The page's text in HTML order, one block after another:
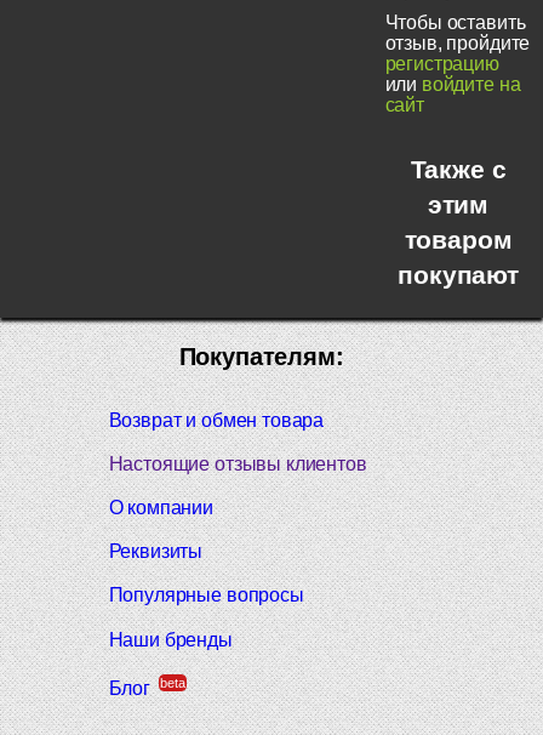
Чтобы оставить
отзыв, пройдите
регистрацию
или войдите на
сайт
Также с
этим
товаром
покупают
Покупателям:
Возврат и обмен товара
Настоящие отзывы клиентов
О компании
Реквизиты
Популярные вопросы
Наши бренды
Блог beta